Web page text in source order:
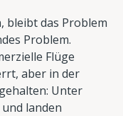
bleibt das Problem
Problem.
Flüge
aber in der
Unter
landen